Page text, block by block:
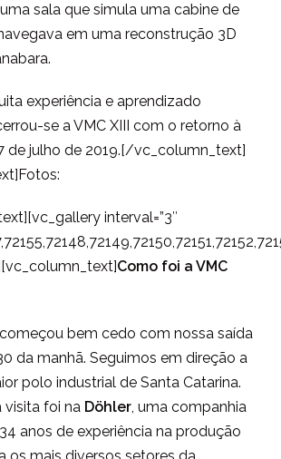
sala que simula uma cabine de
em uma reconstrução 3D
experiência e aprendizado
se a VMC XIII com o retorno à
de julho de 2019.[/vc_column_text]
interval=”3″
Como foi a VMC
bem cedo com nossa saída
da manhã. Seguimos em direção a
polo industrial de Santa Catarina.
visita foi na Döhler, uma companhia
anos de experiência na produção